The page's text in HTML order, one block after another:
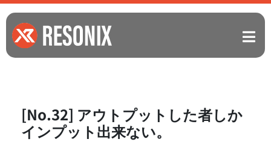
[No.32] アウトプットした者しか
インプット出来ない。